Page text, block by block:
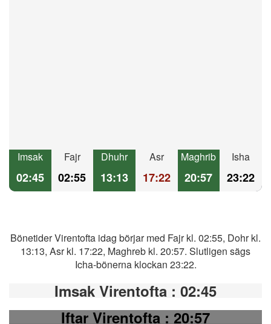
Imsak
02:45
Fajr
02:55
Dhuhr
13:13
Asr
17:22
Maghrib
20:57
Isha
23:22
Bönetider Virentofta idag börjar med Fajr kl. 02:55, Dohr kl.
13:13, Asr kl. 17:22, Maghreb kl. 20:57. Slutligen sägs
Icha-bönerna klockan 23:22.
Imsak Virentofta : 02:45
Iftar Virentofta: 20:57